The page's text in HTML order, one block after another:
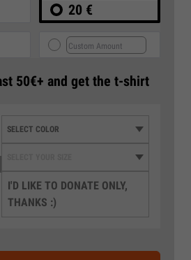
20 €
50€+ and get the t-shirt
I'D LIKE TO DONATE ONLY,
THANKS :)